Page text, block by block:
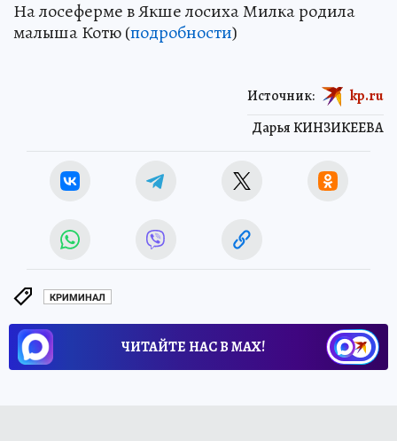
На лосеферме в Якше лосиха Милка родила
малыша Котю (подробности)
Дарья КИНЗИКЕЕВА
Источник: kp.ru
КРИМИНАЛ
ЧИТАЙТЕ НАС В МАХ!